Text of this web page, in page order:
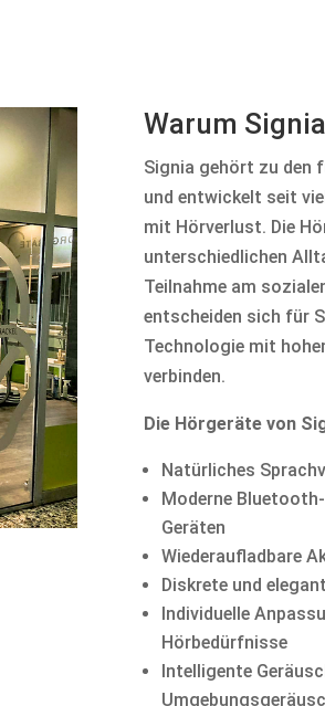
Warum
Signia gehört zu den
und entwickelt seit
mit Hörverlust. Die
unterschiedlichen
Teilnahme am
entscheiden sich für
Technologie mit
verbinden.
Die Hörgeräte von
Natürliches
Moderne
Geräten
Wiederaufladbare
Diskrete und
Individuelle
Hörbedürfnisse
Intelligente